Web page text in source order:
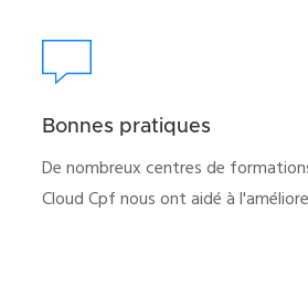
Bonnes pratiques
De nombreux centres de
Cloud Cpf nous ont aidé à